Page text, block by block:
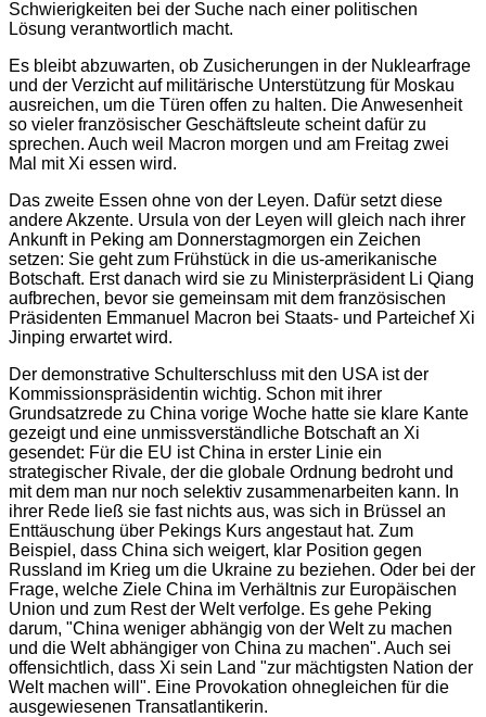
Schwierigkeiten bei der Suche nach einer politischen
Lösung verantwortlich macht.
Es bleibt abzuwarten, ob Zusicherungen in der Nuklearfrage
und der Verzicht auf militärische Unterstützung für Moskau
ausreichen, um die Türen offen zu halten. Die Anwesenheit
so vieler französischer Geschäftsleute scheint dafür zu
sprechen. Auch weil Macron morgen und am Freitag zwei
Mal mit Xi essen wird.
Das zweite Essen ohne von der Leyen. Dafür setzt diese
andere Akzente. Ursula von der Leyen will gleich nach ihrer
Ankunft in Peking am Donnerstagmorgen ein Zeichen
setzen: Sie geht zum Frühstück in die us-amerikanische
Botschaft. Erst danach wird sie zu Ministerpräsident Li Qiang
aufbrechen, bevor sie gemeinsam mit dem französischen
Präsidenten Emmanuel Macron bei Staats- und Parteichef Xi
Jinping erwartet wird.
Der demonstrative Schulterschluss mit den USA ist der
Kommissionspräsidentin wichtig. Schon mit ihrer
Grundsatzrede zu China vorige Woche hatte sie klare Kante
gezeigt und eine unmissverständliche Botschaft an Xi
gesendet: Für die EU ist China in erster Linie ein
strategischer Rivale, der die globale Ordnung bedroht und
mit dem man nur noch selektiv zusammenarbeiten kann. In
ihrer Rede ließ sie fast nichts aus, was sich in Brüssel an
Enttäuschung über Pekings Kurs angestaut hat. Zum
Beispiel, dass China sich weigert, klar Position gegen
Russland im Krieg um die Ukraine zu beziehen. Oder bei der
Frage, welche Ziele China im Verhältnis zur Europäischen
Union und zum Rest der Welt verfolge. Es gehe Peking
darum, "China weniger abhängig von der Welt zu machen
und die Welt abhängiger von China zu machen". Auch sei
offensichtlich, dass Xi sein Land "zur mächtigsten Nation der
Welt machen will". Eine Provokation ohnegleichen für die
ausgewiesenen Transatlantikerin.